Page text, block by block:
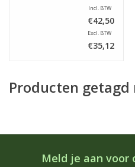
Incl. BTW
€42,50
Excl. BTW
€35,12
Producten
Meld je aan voor